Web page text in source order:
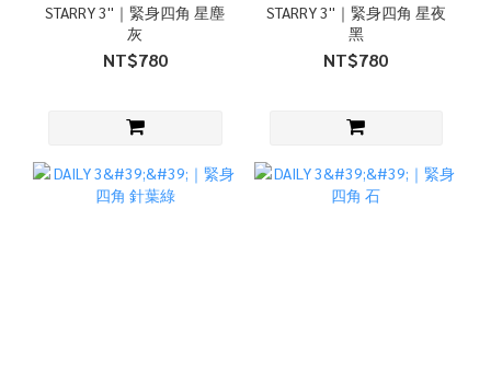
STARRY 3''｜緊身四角 星塵
灰
NT$780
STARRY 3''｜緊身四角 星夜
黑
NT$780